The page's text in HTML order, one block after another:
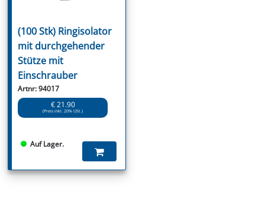
(100 Stk) Ringisolator
mit durchgehender
Stütze mit
Einschrauber
Artnr: 94017
€ 21.90
(Preis inkl. 20% USt.)
Auf Lager.